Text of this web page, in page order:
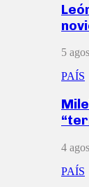
5
PAÍS
4
PAÍS